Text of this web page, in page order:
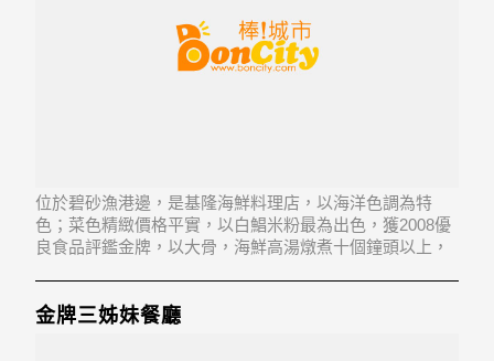
位於碧砂漁港邊，是基隆海鮮料理店，以海洋色調為特
色；菜色精緻價格平實，以白鯧米粉最為出色，獲2008優
良食品評鑑金牌，以大骨，海鮮高湯燉煮十個鐘頭以上，
金牌三姊妹餐廳